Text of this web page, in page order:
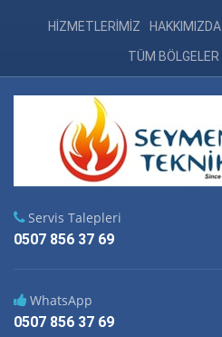
HİZMETLERİMİZ HAKKIMIZDA
TÜM BÖLGELER
Servis Talepleri
0507 856 37 69
WhatsApp
0507 856 37 69